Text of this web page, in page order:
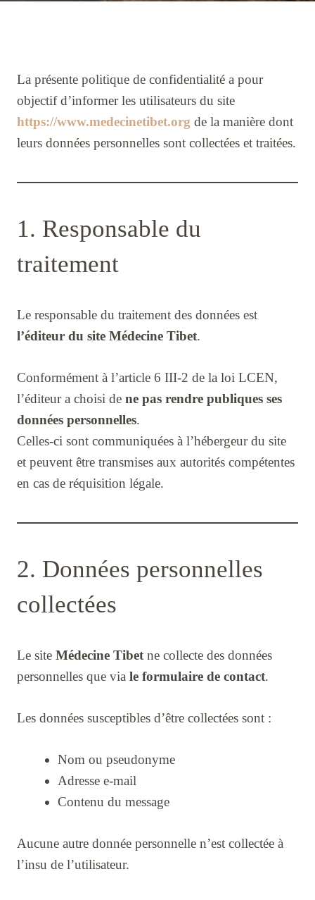
La présente politique de confidentialité a pour
objectif d’informer les utilisateurs du site
https://www.medecinetibet.org de la manière dont
leurs données personnelles sont collectées et traitées.
1. Responsable du
traitement
Le responsable du traitement des données est
l’éditeur du site Médecine Tibet.
Conformément à l’article 6 III-2 de la loi LCEN,
l’éditeur a choisi de ne pas rendre publiques ses
données personnelles.
Celles-ci sont communiquées à l’hébergeur du site
et peuvent être transmises aux autorités compétentes
en cas de réquisition légale.
2. Données personnelles
collectées
Le site Médecine Tibet ne collecte des données
personnelles que via le formulaire de contact.
Les données susceptibles d’être collectées sont :
Nom ou pseudonyme
Adresse e-mail
Contenu du message
Aucune autre donnée personnelle n’est collectée à
l’insu de l’utilisateur.